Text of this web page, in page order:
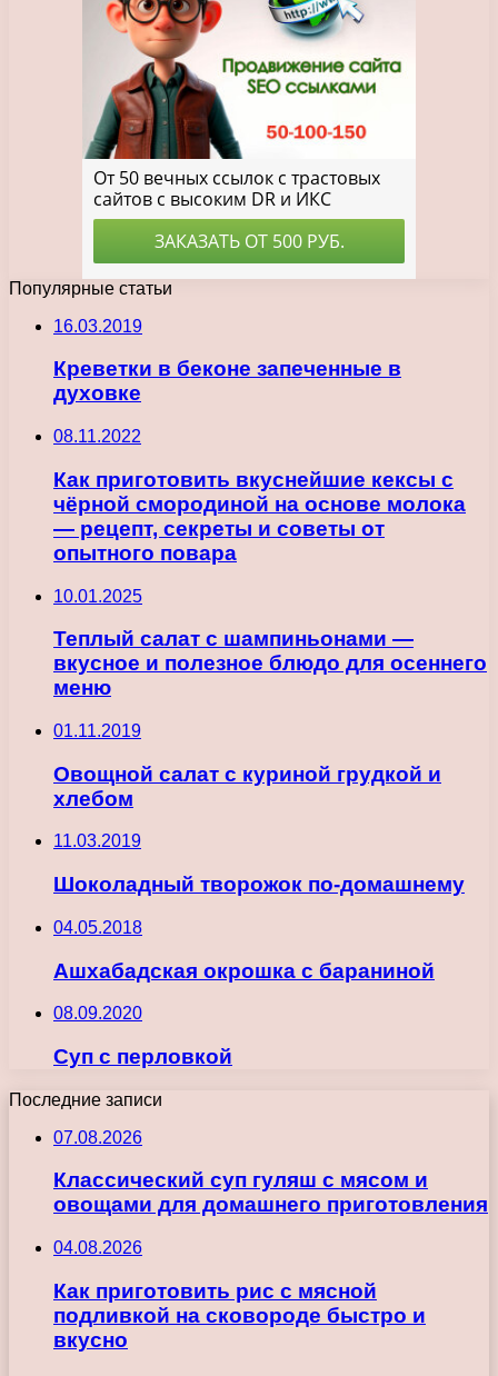
Популярные статьи
16.03.2019
Креветки в беконе запеченные в
духовке
08.11.2022
Как приготовить вкуснейшие кексы с
чёрной смородиной на основе молока
— рецепт, секреты и советы от
опытного повара
10.01.2025
Теплый салат с шампиньонами —
вкусное и полезное блюдо для осеннего
меню
01.11.2019
Овощной салат с куриной грудкой и
хлебом
11.03.2019
Шоколадный творожок по-домашнему
04.05.2018
Ашхабадская окрошка с бараниной
08.09.2020
Суп с перловкой
Последние записи
07.08.2026
Классический суп гуляш с мясом и
овощами для домашнего приготовления
04.08.2026
Как приготовить рис с мясной
подливкой на сковороде быстро и
вкусно